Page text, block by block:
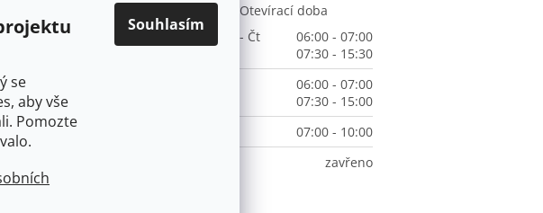
se
aby vše
Pomozte
Souhlasím
2010 (Fio banka)
Otevírací doba
Po - Čt
06:00 - 07:00
07:30 - 15:30
06:00 - 07:00
07:30 - 15:00
07:00 - 10:00
zavřeno